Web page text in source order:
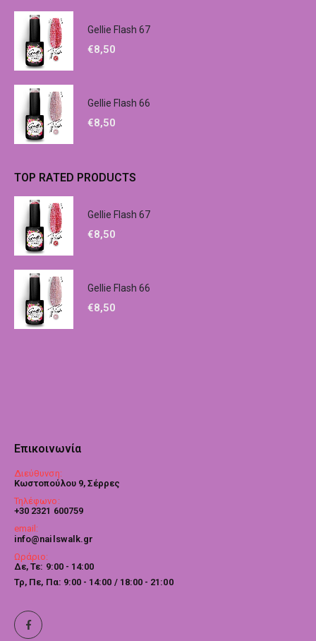
Gellie Flash 67
€8,50
Gellie Flash 66
€8,50
TOP RATED PRODUCTS
Gellie Flash 67
€8,50
Gellie Flash 66
€8,50
Επικοινωνία
Διεύθυνση:
Κωστοπούλου 9, Σέρρες
Τηλέφωνο:
+30 2321 600759
email:
info@nailswalk.gr
Ωράριο:
Δε, Τε: 9:00 - 14:00
Τρ, Πε, Πα: 9:00 - 14:00 / 18:00 - 21:00